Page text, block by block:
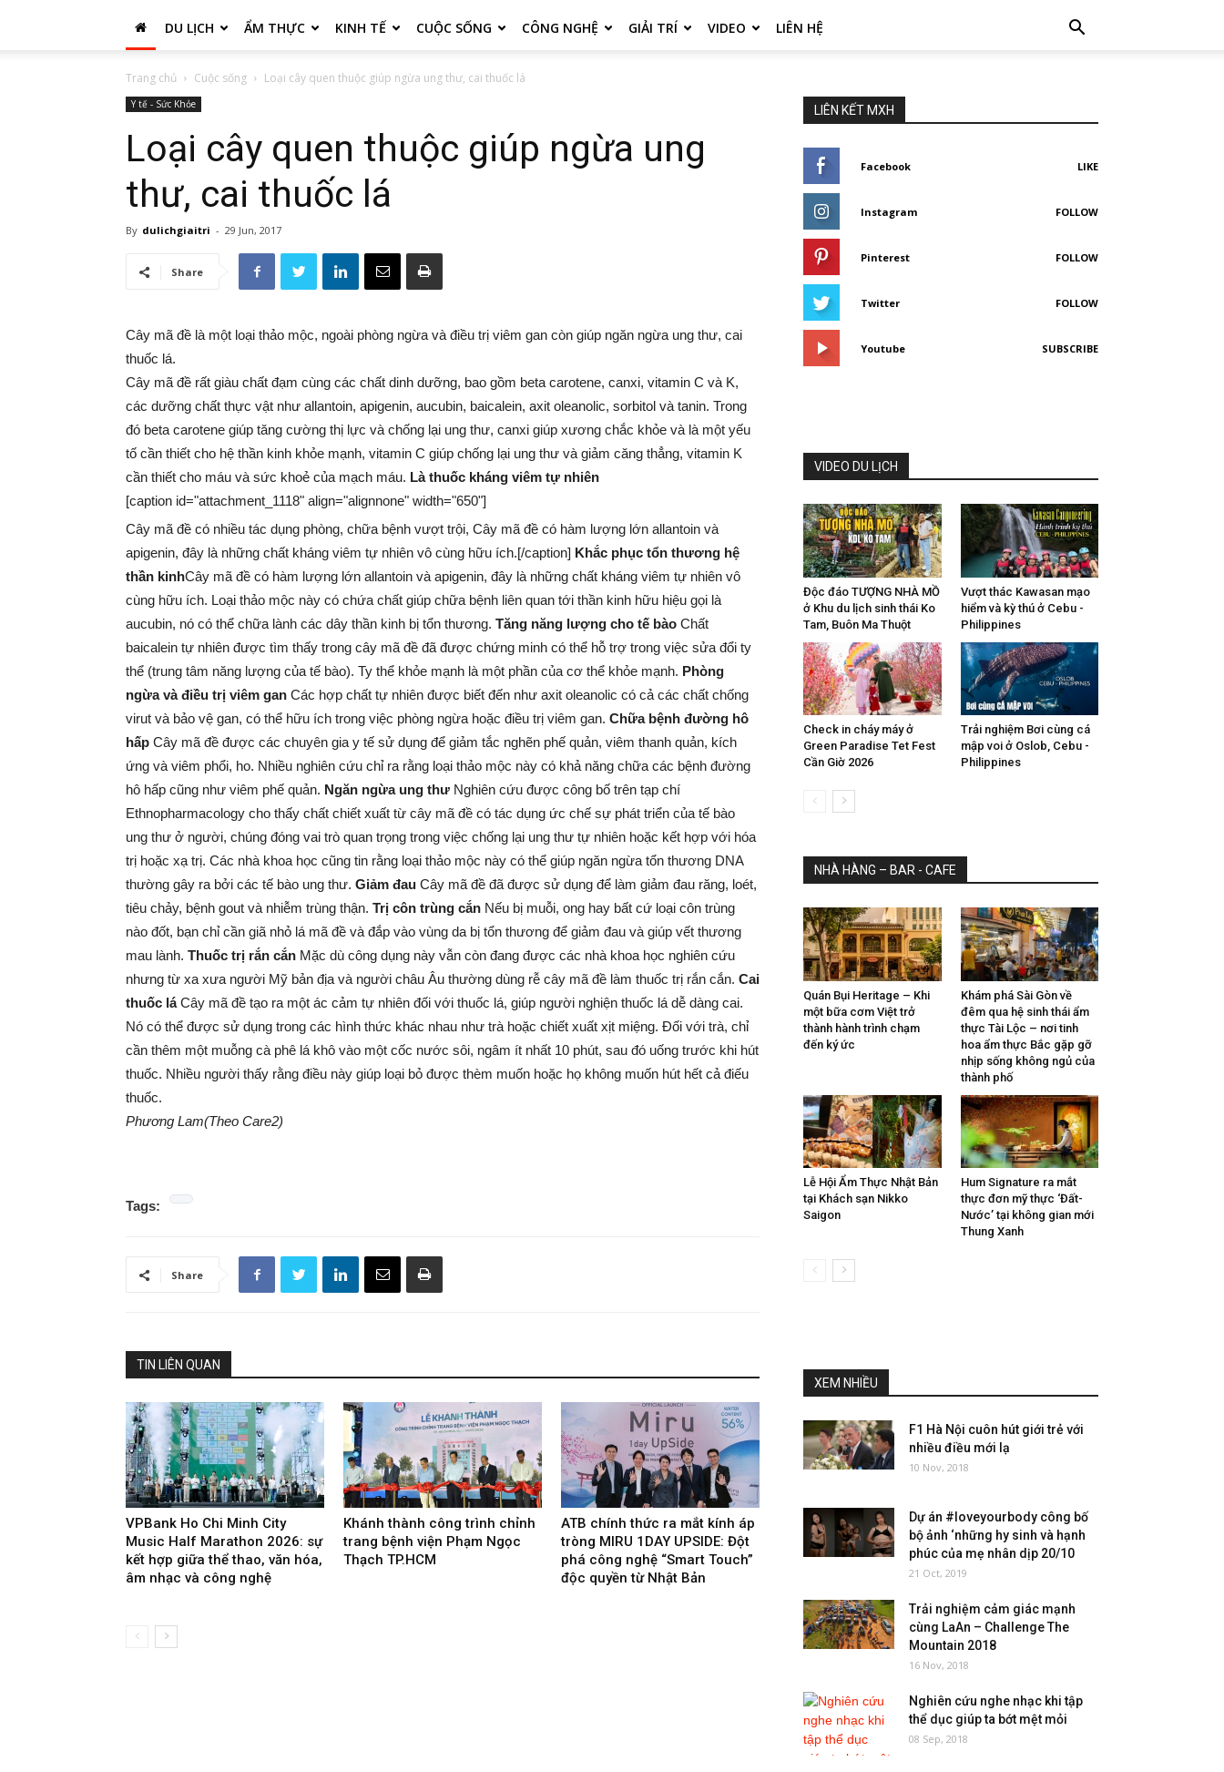
DU LỊCH ẨM THỰC KINH TẾ CUỘC SỐNG CÔNG NGHỆ GIẢI TRÍ VIDEO LIÊN HỆ
Trang chủ Cuộc sống Loại cây quen thuộc giúp ngừa ung thư, cai thuốc lá
Y tế - Sức Khỏe
Loại cây quen thuộc giúp ngừa ung
thư, cai thuốc lá
By dulichgiaitri - 29 Jun, 2017
Share
Cây mã đề là một loại thảo mộc, ngoài phòng ngừa và điều trị viêm gan còn giúp ngăn ngừa ung thư, cai
thuốc lá.
Cây mã đề rất giàu chất đạm cùng các chất dinh dưỡng, bao gồm beta carotene, canxi, vitamin C và K,
các dưỡng chất thực vật như allantoin, apigenin, aucubin, baicalein, axit oleanolic, sorbitol và tanin. Trong
đó beta carotene giúp tăng cường thị lực và chống lại ung thư, canxi giúp xương chắc khỏe và là một yếu
tố cần thiết cho hệ thần kinh khỏe mạnh, vitamin C giúp chống lại ung thư và giảm căng thẳng, vitamin K
cần thiết cho máu và sức khoẻ của mạch máu. Là thuốc kháng viêm tự nhiên
[caption id="attachment_1118" align="alignnone" width="650"]
Cây mã đề có nhiều tác dụng phòng, chữa bệnh vượt trội, Cây mã đề có hàm lượng lớn allantoin và
apigenin, đây là những chất kháng viêm tự nhiên vô cùng hữu ích.[/caption] Khắc phục tổn thương hệ
thần kinhCây mã đề có hàm lượng lớn allantoin và apigenin, đây là những chất kháng viêm tự nhiên vô
cùng hữu ích. Loại thảo mộc này có chứa chất giúp chữa bệnh liên quan tới thần kinh hữu hiệu gọi là
aucubin, nó có thể chữa lành các dây thần kinh bị tổn thương. Tăng năng lượng cho tế bào Chất
baicalein tự nhiên được tìm thấy trong cây mã đề đã được chứng minh có thể hỗ trợ trong việc sửa đổi ty
thể (trung tâm năng lượng của tế bào). Ty thể khỏe mạnh là một phần của cơ thể khỏe mạnh. Phòng
ngừa và điều trị viêm gan Các hợp chất tự nhiên được biết đến như axit oleanolic có cả các chất chống
virut và bảo vệ gan, có thể hữu ích trong việc phòng ngừa hoặc điều trị viêm gan. Chữa bệnh đường hô
hấp Cây mã đề được các chuyên gia y tế sử dụng để giảm tắc nghẽn phế quản, viêm thanh quản, kích
ứng và viêm phổi, ho. Nhiều nghiên cứu chỉ ra rằng loại thảo mộc này có khả năng chữa các bệnh đường
hô hấp cũng như viêm phế quản. Ngăn ngừa ung thư Nghiên cứu được công bố trên tạp chí
Ethnopharmacology cho thấy chất chiết xuất từ cây mã đề có tác dụng ức chế sự phát triển của tế bào
ung thư ở người, chúng đóng vai trò quan trọng trong việc chống lại ung thư tự nhiên hoặc kết hợp với hóa
trị hoặc xạ trị. Các nhà khoa học cũng tin rằng loại thảo mộc này có thể giúp ngăn ngừa tổn thương DNA
thường gây ra bởi các tế bào ung thư. Giảm đau Cây mã đề đã được sử dụng để làm giảm đau răng, loét,
tiêu chảy, bệnh gout và nhiễm trùng thận. Trị côn trùng cắn Nếu bị muỗi, ong hay bất cứ loại côn trùng
nào đốt, bạn chỉ cần giã nhỏ lá mã đề và đắp vào vùng da bị tổn thương để giảm đau và giúp vết thương
mau lành. Thuốc trị rắn cắn Mặc dù công dụng này vẫn còn đang được các nhà khoa học nghiên cứu
nhưng từ xa xưa người Mỹ bản địa và người châu Âu thường dùng rễ cây mã đề làm thuốc trị rắn cắn. Cai
thuốc láCây mã đề tạo ra một ác cảm tự nhiên đối với thuốc lá, giúp người nghiện thuốc lá dễ dàng cai.
Nó có thể được sử dụng trong các hình thức khác nhau như trà hoặc chiết xuất xịt miệng. Đối với trà, chỉ
cần thêm một muỗng cà phê lá khô vào một cốc nước sôi, ngâm ít nhất 10 phút, sau đó uống trước khi hút
thuốc. Nhiều người thấy rằng điều này giúp loại bỏ được thèm muốn hoặc họ không muốn hút hết cả điếu
thuốc.
Phương Lam(Theo Care2)
Tags:
Share
TIN LIÊN QUAN
VPBank Ho Chi Minh City
Music Half Marathon 2026: sự
kết hợp giữa thể thao, văn hóa,
âm nhạc và công nghệ
Khánh thành công trình chỉnh
trang bệnh viện Phạm Ngọc
Thạch TP.HCM
ATB chính thức ra mắt kính áp
tròng MIRU 1DAY UPSIDE: Đột
phá công nghệ “Smart Touch”
độc quyền từ Nhật Bản
LIÊN KẾT MXH
Facebook LIKE
Instagram FOLLOW
Pinterest FOLLOW
Twitter FOLLOW
Youtube SUBSCRIBE
VIDEO DU LỊCH
Độc đáo TƯỢNG NHÀ MỒ
ở Khu du lịch sinh thái Ko
Tam, Buôn Ma Thuột
Vượt thác Kawasan mạo
hiểm và kỳ thú ở Cebu -
Philippines
Check in cháy máy ở
Green Paradise Tet Fest
Cần Giờ 2026
Trải nghiệm Bơi cùng cá
mập voi ở Oslob, Cebu -
Philippines
NHÀ HÀNG – BAR - CAFE
Quán Bụi Heritage – Khi
một bữa cơm Việt trở
thành hành trình chạm
đến ký ức
Khám phá Sài Gòn về
đêm qua hệ sinh thái ẩm
thực Tài Lộc – nơi tinh
hoa ẩm thực Bắc gặp gỡ
nhịp sống không ngủ của
thành phố
Lễ Hội Ẩm Thực Nhật Bản
tại Khách sạn Nikko
Saigon
Hum Signature ra mắt
thực đơn mỹ thực ‘Đất-
Nước’ tại không gian mới
Thung Xanh
XEM NHIỀU
F1 Hà Nội cuôn hút giới trẻ với
nhiều điều mới lạ
10 Nov, 2018
Dự án #loveyourbody công bố
bộ ảnh ‘những hy sinh và hạnh
phúc của mẹ nhân dịp 20/10
21 Oct, 2019
Trải nghiệm cảm giác mạnh
cùng LaAn – Challenge The
Mountain 2018
16 Nov, 2018
Nghiên cứu nghe nhạc khi tập
thể dục giúp ta bớt mệt mỏi
08 Sep, 2018